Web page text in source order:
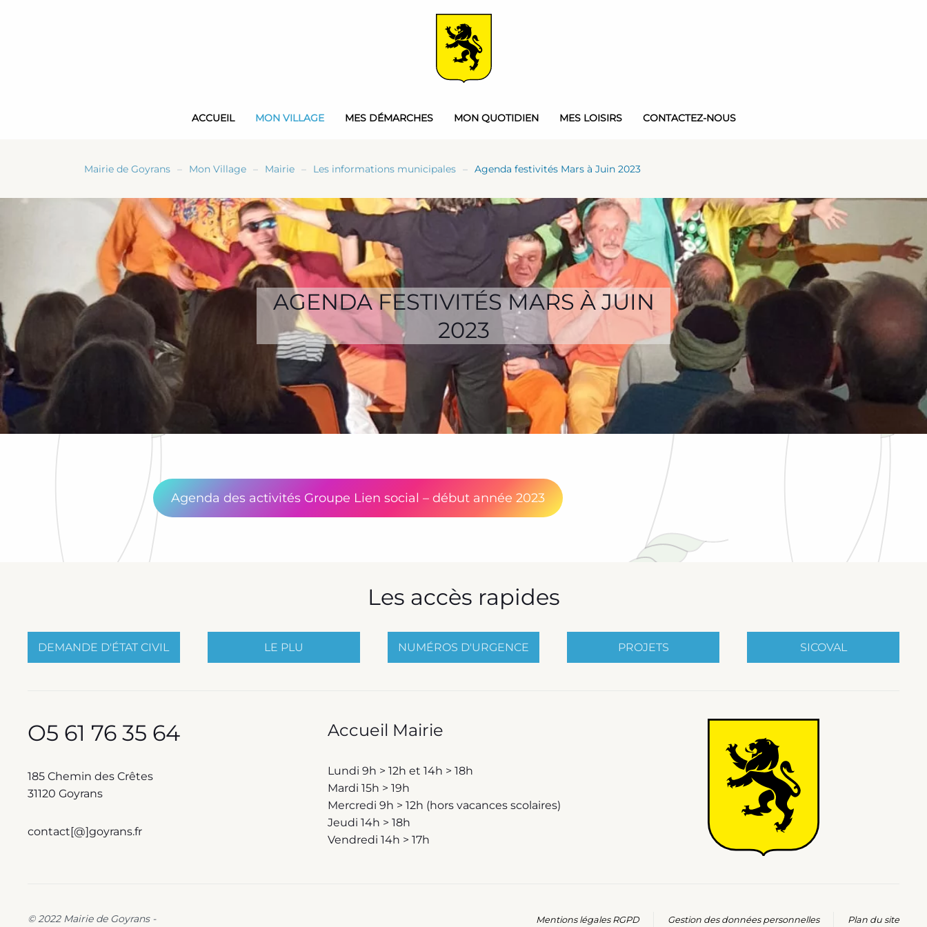
ACCUEIL MON VILLAGE MES DÉMARCHES MON QUOTIDIEN MES LOISIRS CONTACTEZ-NOUS
Mairie de Goyrans Mon Village Mairie Les informations municipales Agenda festivités Mars à Juin 2023
AGENDA FESTIVITÉS MARS À JUIN
2023
Agenda des activités Groupe Lien social – début année 2023
Les accès rapides
DEMANDE D'ÉTAT CIVIL LE PLU NUMÉROS D'URGENCE PROJETS SICOVAL
O5 61 76 35 64
185 Chemin des Crêtes
31120 Goyrans
contact[@]goyrans.fr
Accueil Mairie
Lundi 9h > 12h et 14h > 18h
Mardi 15h > 19h
Mercredi 9h > 12h (hors vacances scolaires)
Jeudi 14h > 18h
Vendredi 14h > 17h
© 2022 Mairie de Goyrans - Mentions légales RGPD Gestion des données personnelles Plan du site